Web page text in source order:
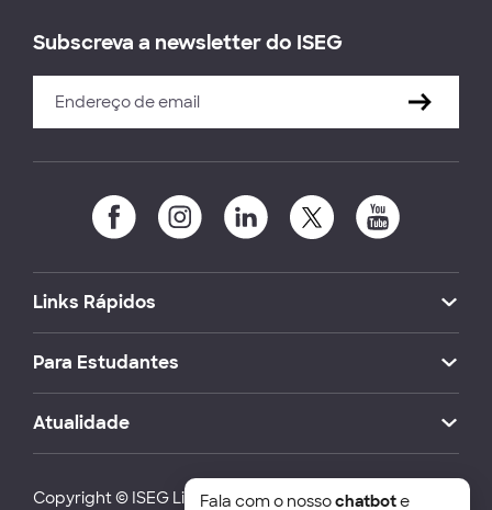
Subscreva a newsletter do ISEG
Links Rápidos
Para Estudantes
Atualidade
Copyright © ISEG Lisbon School of Economics and
Fala com o nossochatbote